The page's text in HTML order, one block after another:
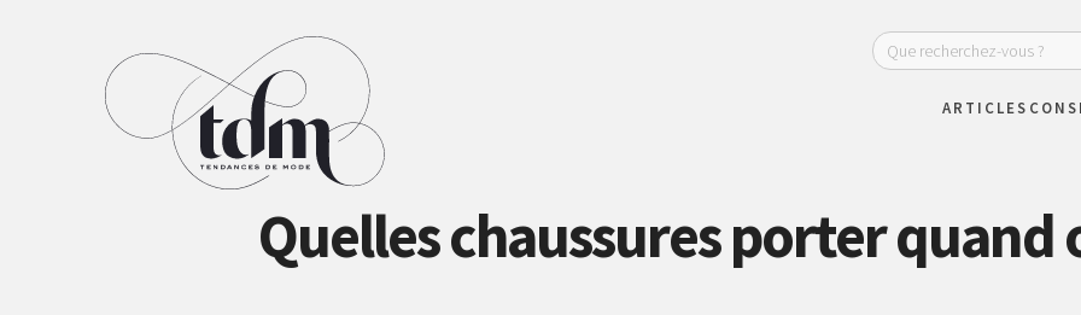
ARTICLES
Quelles chaussures porter quand